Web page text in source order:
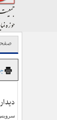
سرویس